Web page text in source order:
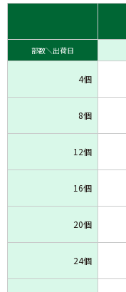
部数＼出荷日
4個
8個
12個
16個
20個
24個